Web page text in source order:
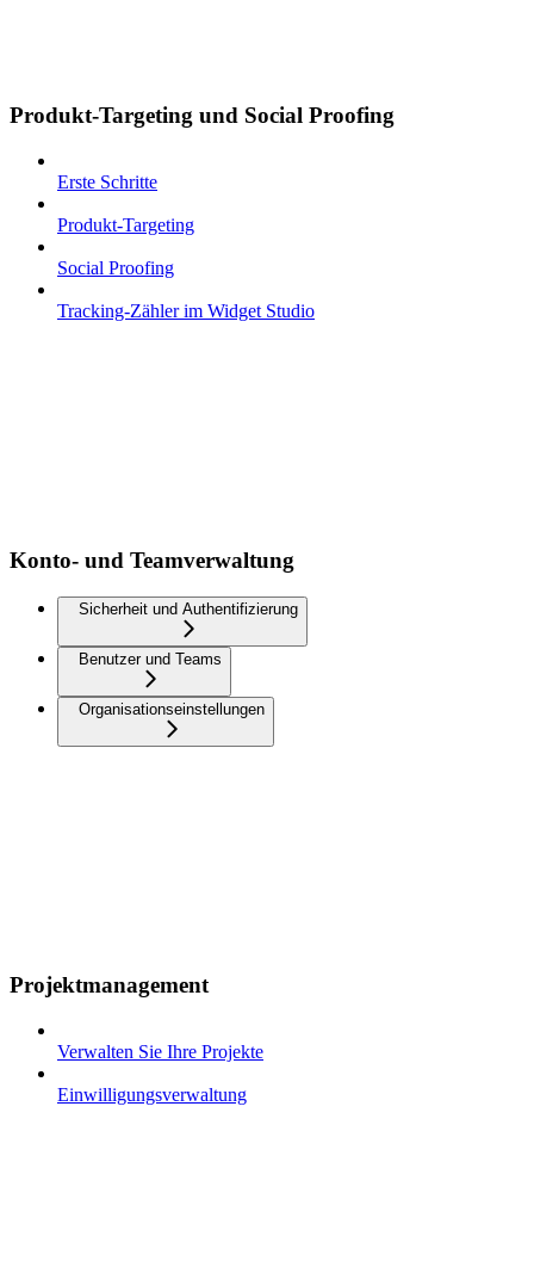
Produkt-Targeting und Social Proofing
Erste Schritte
Produkt-Targeting
Social Proofing
Tracking-Zähler im Widget Studio
Konto- und Teamverwaltung
Sicherheit und Authentifizierung
Benutzer und Teams
Organisationseinstellungen
Projektmanagement
Verwalten Sie Ihre Projekte
Einwilligungsverwaltung